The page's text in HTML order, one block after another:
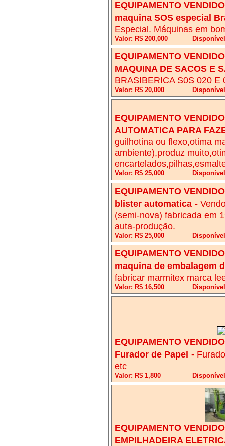
EQUIPAMENTO
maquina SOS especial
Especial. Máquinas em
Valor: R$ 200,000
EQUIPAMENTO
MAQUINA DE SACOS E
BRASIBERICA S0S 020 E
Valor: R$ 20,000
EQUIPAMENTO
AUTOMATICA PARA
guilhotina ou flexo,otima
ambiente),produz
Valor: R$ 25,000
EQUIPAMENTO
blister automatica -
(semi-nova) fabricada em
auta-produção.
Valor: R$ 25,000
EQUIPAMENTO
maquina de embalagem
fabricar marmitex marca
Valor: R$ 16,500
EQUIPAMENTO
Furador de Papel -
etc
Valor: R$ 1,800
EQUIPAMENTO
EMPILHADEIRA